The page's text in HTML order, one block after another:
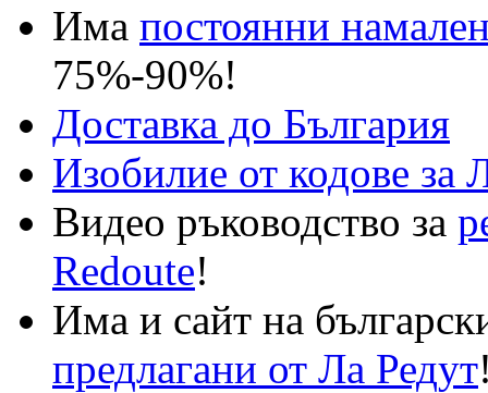
Има постоянни
75%-90%!
Доставка до България
Изобилие от кодове за
Видео ръководство за
Redoute!
Има и сайт на
предлагани от Ла Редут